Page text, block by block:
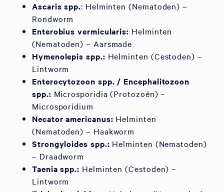
Ascaris spp.: Helminten (Nematoden) –
Rondworm
Enterobius vermicularis: Helminten
(Nematoden) – Aarsmade
Hymenolepis spp.: Helminten (Cestoden) –
Lintworm
Enterocytozoon spp. / Encephalitozoon
spp.: Microsporidia (Protozoën) –
Microsporidium
Necator americanus: Helminten
(Nematoden) – Haakworm
Strongyloides spp.: Helminten (Nematoden)
– Draadworm
Taenia spp.: Helminten (Cestoden) –
Lintworm